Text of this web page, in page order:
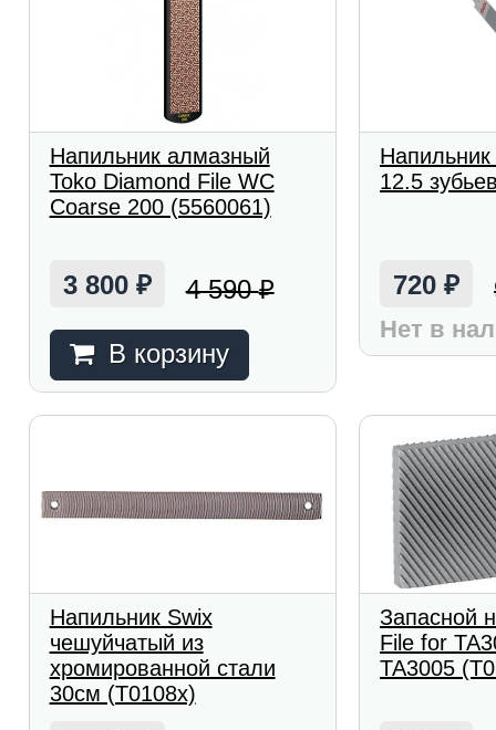
Напильник алмазный
Toko Diamond File WC
Coarse 200 (5560061)
3 800 ₽ 4 590₽
В корзину
12.5
720₽
Нет в
Напильник Swix
чешуйчатый из
хромированной стали
30см (T0108x)
Запасной
File for
TA3005